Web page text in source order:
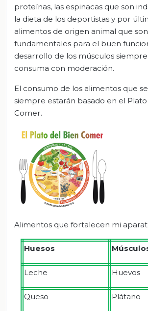
proteínas, las espinacas que son
la dieta de los deportistas y por
alimentos de origen animal que son
fundamentales para el buen
desarrollo de los músculos
consuma con moderación.
El consumo de los alimentos que
siempre estarán basado en el
Comer.
Alimentos que fortalecen mi
Huesos
Leche Huevos
Queso Plátano